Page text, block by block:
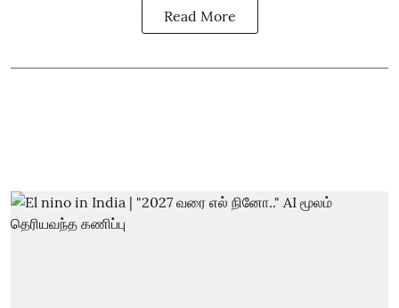
Read More